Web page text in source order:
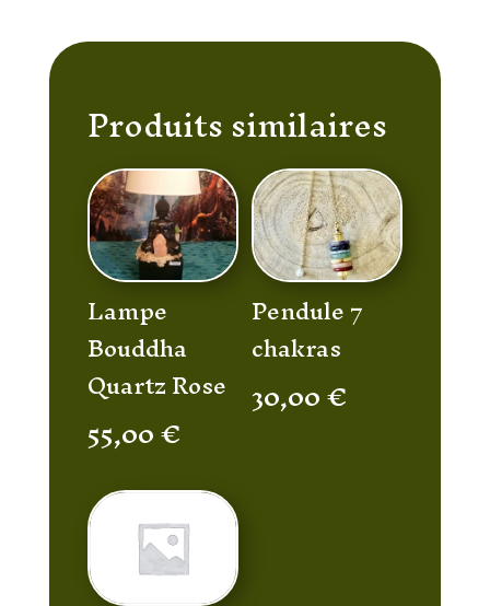
Produits similaires
Lampe
Bouddha
Quartz Rose
55,00€
Pendule 7
chakras
30,00€